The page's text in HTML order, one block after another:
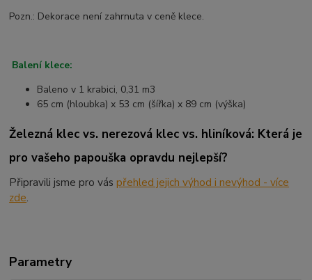
Pozn.: Dekorace není zahrnuta v ceně klece.
Balení klece:
Baleno v 1 krabici, 0,31 m3
65 cm (hloubka) x 53 cm (šířka) x 89 cm (výška)
Železná klec vs. nerezová klec vs. hliníková: Která je
pro vašeho papouška opravdu nejlepší?
Připravili jsme pro váspřehled jejich výhod i nevýhod - více
zde.
Parametry